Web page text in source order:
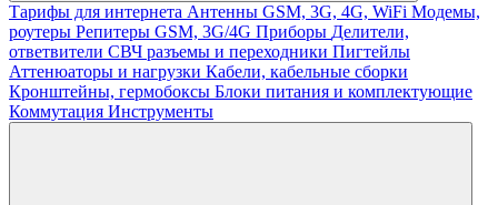
Тарифы для интернета Антенны GSM, 3G, 4G, WiFi Модемы,
роутеры Репитеры GSM, 3G/4G Приборы Делители,
ответвители СВЧ разъемы и переходники Пигтейлы
Аттенюаторы и нагрузки Кабели, кабельные сборки
Кронштейны, гермобоксы Блоки питания и комплектующие
Коммутация Инструменты